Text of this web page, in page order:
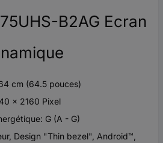
B2AG Ecran
cm (64.5 pouces)
x 2160 Pixel
G (A - G)
Design "Thin bezel", Android™,